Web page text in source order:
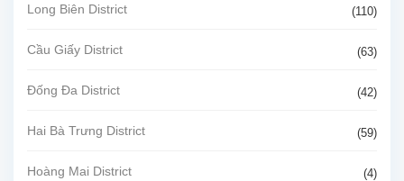
Long Biên District (110)
Cầu Giấy District (63)
Đống Đa District (42)
Hai Bà Trưng District (59)
Hoàng Mai District (4)